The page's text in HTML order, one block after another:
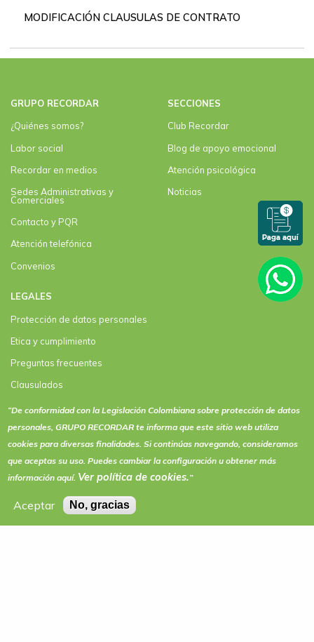
“De conformidad con la Legislación Colombiana sobre protección de datos
personales, GRUPO RECORDAR te informa que este sitio web utiliza
cookies para diversas finalidades. Si continúas navegando, consideramos
que aceptas su uso. Puedes cambiar la configuración u obtener más
información aquí. Ver política decookies.”
Aceptar No, gracias
MODIFICACIÓN CLAUSULAS DE CONTRATO
GRUPO RECORDAR
¿Quiénes somos?
Labor social
Recordar en medios
Sedes Administrativas y
Comerciales
Contacto y PQR
Atención telefónica
Convenios
SECCIONES
Club Recordar
Blog de apoyo emocional
Atención psicológica
Noticias
LEGALES
Protección de datos personales
Etica y cumplimiento
Preguntas frecuentes
Clausulados
Clausulado Paquete plus
Términos y condiciones de actividades y eventos